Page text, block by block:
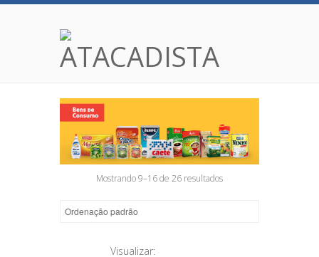
Mostrando 9–16 de 26 resultados
Visualizar: